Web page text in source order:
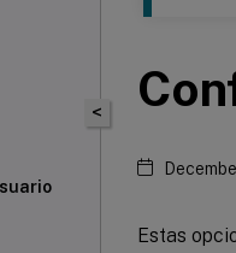
<
Estas